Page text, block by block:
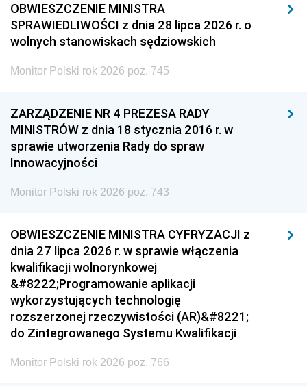
OBWIESZCZENIE MINISTRA
SPRAWIEDLIWOŚCI z dnia 28 lipca 2026 r. o
wolnych stanowiskach sędziowskich
Monitor Polski rok 2026 poz. 745
ZARZĄDZENIE NR 4 PREZESA RADY
MINISTRÓW z dnia 18 stycznia 2016 r. w
sprawie utworzenia Rady do spraw
Innowacyjności
Monitor Polski rok 2026 poz. 743
OBWIESZCZENIE MINISTRA CYFRYZACJI z
dnia 27 lipca 2026 r. w sprawie włączenia
kwalifikacji wolnorynkowej
&#8222;Programowanie aplikacji
wykorzystujących technologię
rozszerzonej rzeczywistości (AR)&#8221;
do Zintegrowanego Systemu Kwalifikacji
Monitor Polski rok 2026 poz. 766